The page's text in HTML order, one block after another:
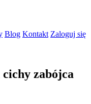
Blog Kontakt Zaloguj się
zabójca